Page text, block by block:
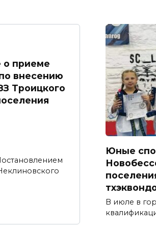
о приеме
внесению
Троицкого
Юные
В июле в